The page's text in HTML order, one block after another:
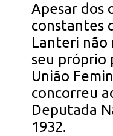
Apesar dos
constantes
Lanteri não
seu próprio
União
concorreu
Deputada
1932.